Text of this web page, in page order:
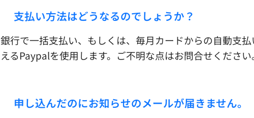
☑︎支払い方法はどうなるのでしょうか？
銀行で一括支払い、もしくは、毎月カードからの自動支
えるPaypalを使用します。ご不明な点はお問合せください
☑︎申し込んだのにお知らせのメールが届きません。